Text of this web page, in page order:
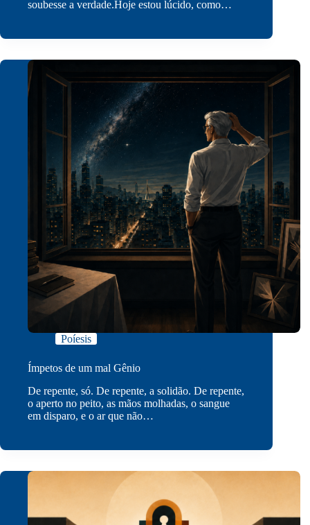
soubesse a verdade.Hoje estou lúcido, como…
Poíesis
Ímpetos de um mal Gênio
De repente, só. De repente, a solidão. De repente,
o aperto no peito, as mãos molhadas, o sangue
em disparo, e o ar que não…